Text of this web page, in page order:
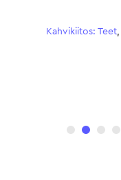
Kahvikiitos: Teet,